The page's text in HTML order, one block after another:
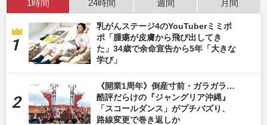
1時間 24時間 週間 月間
乳がんステージ4のYouTuberミミポ
ポ「腫瘍が皮膚から飛び出してき
た」34歳で余命宣告から5年「大きな
学び」
《開業1周年》倒産寸前・ガラガラ…
酷評だらけの『ジャングリア沖縄』
「スコールダンス」がプチバズり、
路線変更で巻き返しか